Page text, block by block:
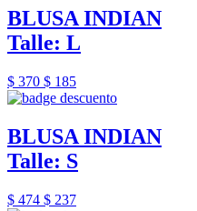
BLUSA INDIAN
Talle: L
$ 370 $ 185
BLUSA INDIAN
Talle: S
$ 474 $ 237